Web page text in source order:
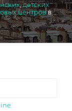
,детских
центровв